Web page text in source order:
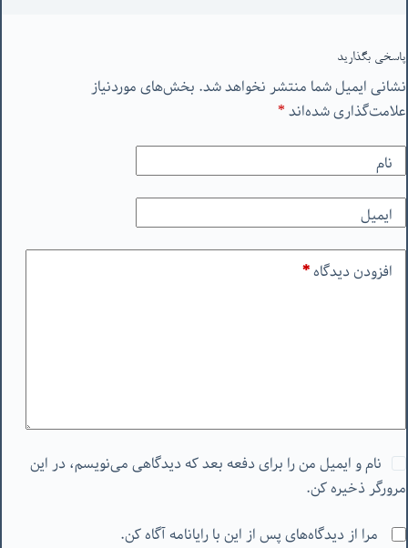
پاسخی بگذارید
نشانی ایمیل شما منتشر نخواهد شد. بخش‌های موردنیاز
علامت‌گذاری شده‌اند*
نام
ایمیل
افزودن دیدگاه*
نام و ایمیل من را برای دفعه بعد که دیدگاهی می‌نویسم، در این
مرورگر ذخیره کن.
مرا از دیدگاه‌های پس از این با رایانامه آگاه کن.